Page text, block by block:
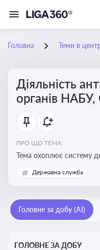
Головна Теми в
Діяльність
органів
ПРО ЩО ТЕМА:
Тема охоплює систему
здійснюють
корупційних
у державному управлінні
Державна служба
Головне за добу (AI)
ГОЛОВНЕ ЗА ДОБУ